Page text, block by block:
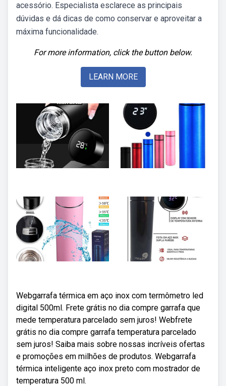
acessório. Especialista esclarece as principais
dúvidas e dá dicas de como conservar e aproveitar a
máxima funcionalidade.
For more information, click the button below.
LEARN MORE
Webgarrafa térmica em aço inox com termômetro led
digital 500ml. Frete grátis no dia compre garrafa que
mede temperatura parcelado sem juros! Webfrete
grátis no dia compre garrafa temperatura parcelado
sem juros! Saiba mais sobre nossas incríveis ofertas
e promoções em milhões de produtos. Webgarrafa
térmica inteligente aço inox preto com mostrador de
temperatura 500 ml.